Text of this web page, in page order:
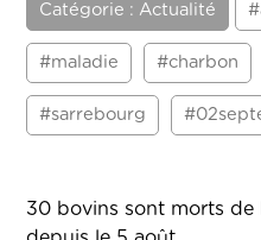
Catégorie : Actualité
#maladie #charbon
#sarrebourg
30 bovins sont morts de